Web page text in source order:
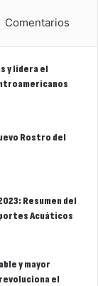
Comentarios
y lidera el
Rostro del
Resumen del
Acuáticos
y mayor
revoluciona el